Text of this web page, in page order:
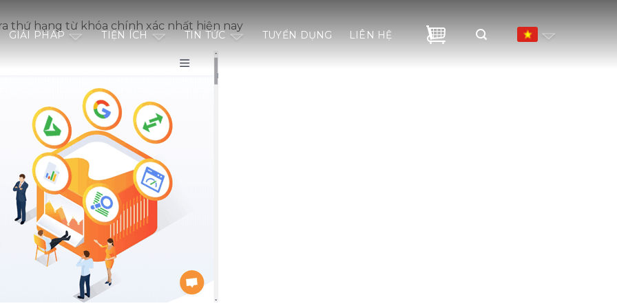
GIẢI PHÁP TIỆN ÍCH TIN TỨC TUYỂN DỤNG LIÊN HỆ
thứ hạng từ khóa chính xác nhất hiện nay